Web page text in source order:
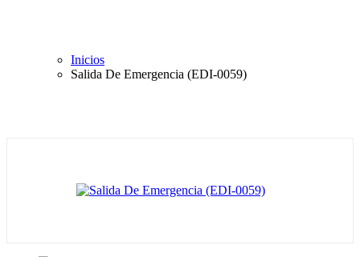
Inicios
Salida De Emergencia (EDI-0059)